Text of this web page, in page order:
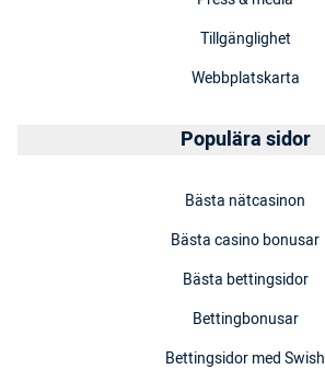
Tillgänglighet
Webbplatskarta
Populära sidor
Bästa nätcasinon
Bästa casino bonusar
Bästa bettingsidor
Bettingbonusar
Bettingsidor med Swish